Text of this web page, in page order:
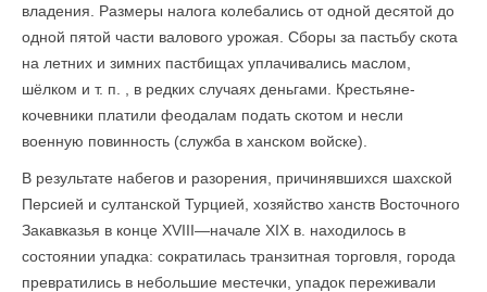
владения. Размеры налога колебались от одной десятой до
одной пятой части валового урожая. Сборы за пастьбу скота
на летних и зимних пастбищах уплачивались маслом,
шёлком и т. п. , в редких случаях деньгами. Крестьяне-
кочевники платили феодалам подать скотом и несли
военную повинность (служба в ханском войске).
В результате набегов и разорения, причинявшихся шахской
Персией и султанской Турцией, хозяйство ханств Восточного
Закавказья в конце XVIII—начале XIX в. находилось в
состоянии упадка: сократилась транзитная торговля, города
превратились в небольшие местечки, упадок переживали